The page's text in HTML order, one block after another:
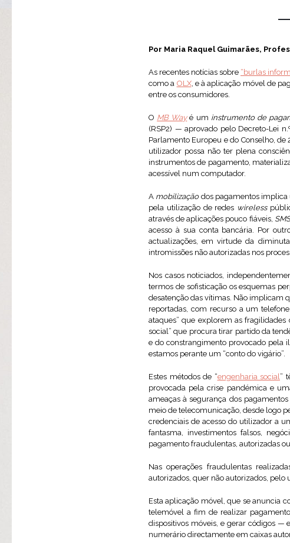
Por Maria Raquel Guimarães,
As recentes notícias sobre “burlas
como a OLX, e à aplicação móvel de
entre os consumidores.
O MB Way é um instrumento de
(RSP2) — aprovado pelo Decreto-Lei
Parlamento Europeu e do Conselho,
utilizador possa não ter plena
instrumentos de pagamento,
acessível num computador.
A mobilizaçãodos pagamentos implica
pela utilização de redes wireless
através de aplicações pouco fiáveis, SMS
acesso à sua conta bancária. Por
actualizações, em virtude da
intromissões não autorizadas nos
Nos casos noticiados,
termos de sofisticação os esquemas
desatenção das vítimas. Não implicam
reportadas, com recurso a um
ataques” que explorem as
social” que procura tirar partido da
e do constrangimento provocado pela
estamos perante um “conto do vigário”.
Estes métodos de “engenharia social”
provocada pela crise pandémica e
ameaças à segurança dos
meio de telecomunicação, desde logo
credenciais de acesso do utilizador a
fantasma, investimentos falsos,
pagamento fraudulentas, autorizadas
Nas operações fraudulentas
autorizados, quer não autorizados, pelo
Esta aplicação móvel, que se anuncia
telemóvel a fim de realizar
dispositivos móveis, e gerar códigos —
numerário directamente em caixas